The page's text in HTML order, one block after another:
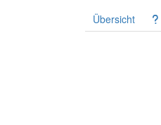
Übersicht